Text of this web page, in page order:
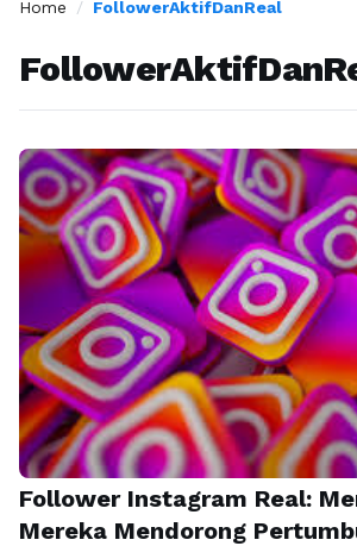
Home / FollowerAktifDanReal
Follower Instagram Real:
Mereka Mendorong